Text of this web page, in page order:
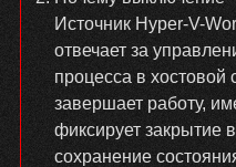
Источник Hyper-V-
отвечает за
процесса в хостовой
завершает работу,
фиксирует закрытие
сохранение